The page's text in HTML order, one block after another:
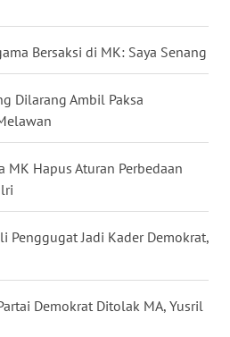
Bersaksi di MK: Saya Senang
Dilarang Ambil Paksa
MK Hapus Aturan Perbedaan
Penggugat Jadi Kader Demokrat,
Demokrat Ditolak MA, Yusril